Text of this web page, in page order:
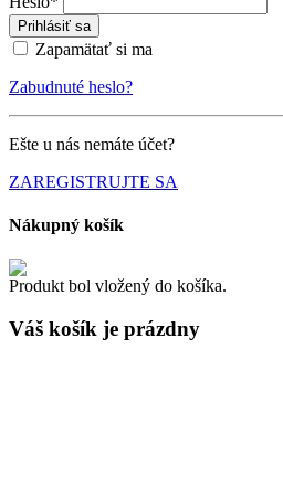
Prihlásiť sa
Zapamätať si ma
Zabudnuté heslo?
Ešte u nás nemáte účet?
ZAREGISTRUJTE SA
Nákupný košík
Produkt bol vložený do košíka.
Váš košík je prázdny